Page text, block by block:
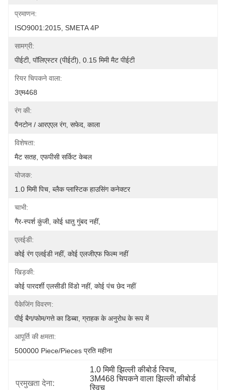
प्रमाणन:
ISO9001:2015, SMETA 4P
सामग्री:
पीईटी, पॉलिएस्टर (पीईटी), 0.15 मिमी मैट पीईटी
रियर चिपकने वाला:
3एम468
रंग की:
पैनटोन / आरएएल रंग, सफेद, काला
विशेषता:
मैट सतह, एफपीसी सर्किट केबल
योजक:
1.0 मिमी पिच, ब्लैक प्लास्टिक हाउसिंग कनेक्टर
चाभी:
गैर-स्पर्श कुंजी, कोई धातु गुंबद नहीं,
एलईडी:
कोई रंग एलईडी नहीं, कोई एलजीएफ फिल्म नहीं
खिड़की:
कोई पारदर्शी एलसीडी विंडो नहीं, कोई पंच छेद नहीं
पैकेजिंग विवरण:
पीई बैग/फोम/गत्ते का डिब्बा, ग्राहक के अनुरोध के रूप में
आपूर्ति की क्षमता:
500000 Piece/Pieces प्रति महीना
प्रमुखता देना:
1.0 मिमी झिल्ली कीबोर्ड स्विच,
3M468 चिपकने वाला झिल्ली कीबोर्ड
स्विच